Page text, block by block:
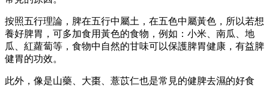
按照五行理論，脾在五行中屬土，在五色中屬黃色，所以若想
養好脾胃，可多加食用黃色的食物，例如：小米、南瓜、地
瓜、紅蘿蔔等，食物中自然的甘味可以保護脾胃健康，有益脾
健胃的功效。
此外，像是山藥、大棗、薏苡仁也是常見的健脾去濕的好食